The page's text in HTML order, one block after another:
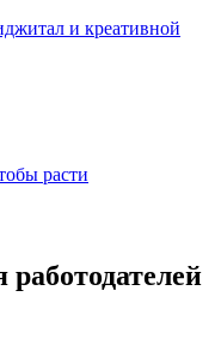
и креативной
расти